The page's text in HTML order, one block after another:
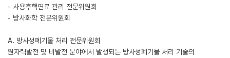
- 사용후핵연료 관리 전문위원회
- 방사화학 전문위원회
A. 방사성폐기물 처리 전문위원회
원자력발전 및 비발전 분야에서 발생되는 방사성폐기물 처리 기술의